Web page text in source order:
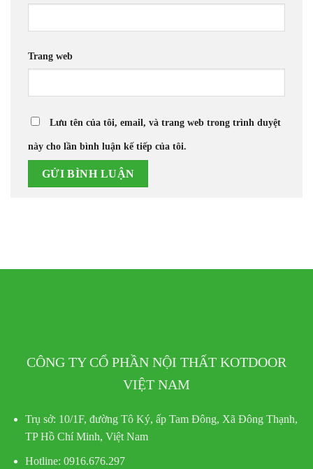
Trang web
Lưu tên của tôi, email, và trang web trong trình duyệt
này cho lần bình luận kế tiếp của tôi.
CÔNG TY CỔ PHẦN NỘI THẤT KOTDOOR
VIỆT NAM
Trụ sở: 10/1F, đường Tô Ký, ấp Tam Đông, Xã Đông Thạnh,
TP Hồ Chí Minh, Việt Nam
Hotline: 0916.676.297